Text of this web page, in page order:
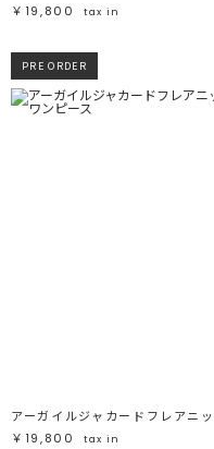
￥19,800
tax in
PRE ORDER
￥19,800
tax in